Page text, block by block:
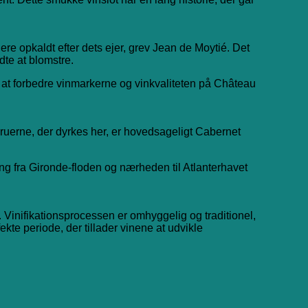
opkaldt efter dets ejer, grev Jean de Moytié. Det
at blomstre.
forbedre vinmarkerne og vinkvaliteten på Château
der dyrkes her, er hovedsageligt Cabernet
fra Gironde-floden og nærheden til Atlanterhavet
er omhyggelig og traditionel,
periode, der tillader vinene at udvikle